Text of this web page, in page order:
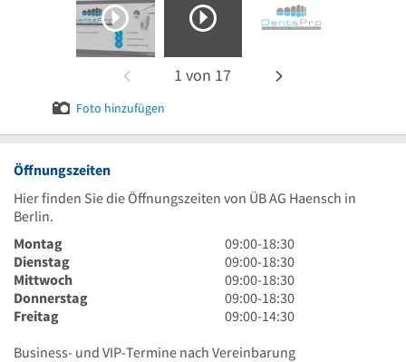
1 von 17
Foto hinzufügen
Öffnungszeiten
Hier finden Sie die Öffnungszeiten von ÜB AG Haensch in
Berlin.
Montag
9
Uhr
bis
18
Uhr
09:00-18:30
Dienstag
9
Uhr
bis
18
30
09:00-18:30
Mittwoch
9
Uhr
bis
Uhr
09:00-18:30
Donnerstag
9
Uhr
18
09:00-18:30
Freitag
9
bis
09:00-14:30
Business- und VIP-Termine nach Vereinbarung